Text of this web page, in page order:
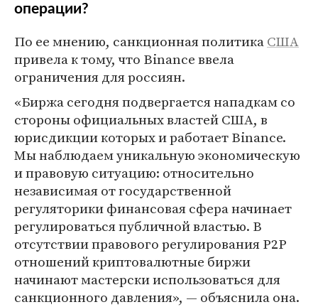
операции?
По ее мнению, санкционная политикаСША
привела к тому, что Binance ввела
ограничения для россиян.
«Биржа сегодня подвергается нападкам со
стороны официальных властей США, в
юрисдикции которых и работает Binance.
Мы наблюдаем уникальную экономическую
и правовую ситуацию: относительно
независимая от государственной
регуляторики финансовая сфера начинает
регулироваться публичной властью. В
отсутствии правового регулирования P2P
отношений криптовалютные биржи
начинают мастерски использоваться для
санкционного давления», — объяснила она.